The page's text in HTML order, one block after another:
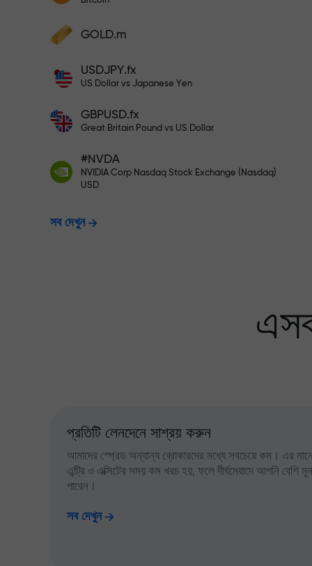
ডিপোজিট করুন এবং আপনার ডিপোজিটের 1,000 গুণ বোনাস
ঝুঁকিমুক্তভাবে
নিশ্চয়তা দিচ্ছি
X1000 পর্যন্ত বোনাস
হার
GOLD.m
USDJPY.fx
US Dollar vs Japanese Yen
GBPUSD.fx
Great Britain Pound vs US Dollar
#NVDA
NVIDIA Corp Nasdaq Stock Exchange (Nasdaq)
USD
সব দেখুন
প্রতিটি লেনদেনে সাশ্রয় করুন
আমাদের স্প্রেড অন্যান্য ব্রোকারদের মধ্যে সবচেয়ে কম। এর মানে,
এন্ট্রি ও এক্সিটের সময় কম খরচ হয়, ফলে দীর্ঘমেয়াদে আপনি বেশি
পারেন।
সব দেখুন